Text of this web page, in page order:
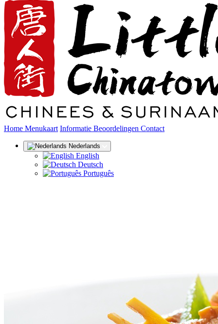
Home (huidige)
Menukaart Informatie Beoordelingen Contact
Nederlands
English
Deutsch
Português